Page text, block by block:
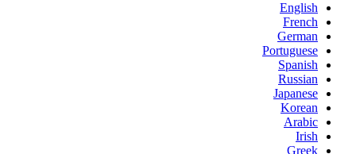
English
French
German
Portuguese
Spanish
Russian
Japanese
Korean
Arabic
Irish
Greek